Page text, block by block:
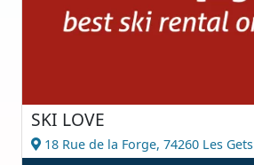
SKI LOVE
18 Rue de la Forge, 74260 Les Gets